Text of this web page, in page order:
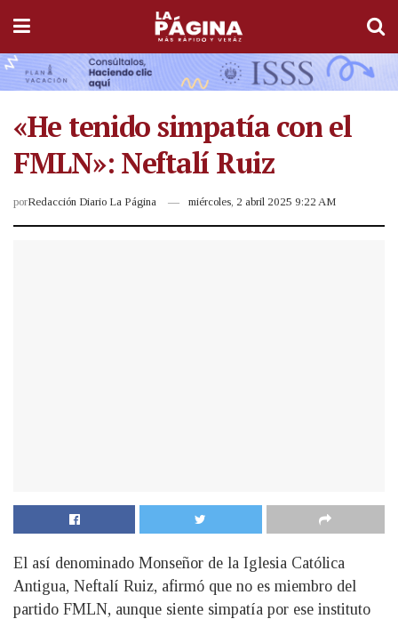
«He tenido simpatía con el
FMLN»: Neftalí Ruiz
porRedacción Diario La Página miércoles, 2 abril 2025 9:22 AM
El así denominado Monseñor de la Iglesia Católica
Antigua, Neftalí Ruiz, afirmó que no es miembro del
partido FMLN, aunque siente simpatía por ese instituto